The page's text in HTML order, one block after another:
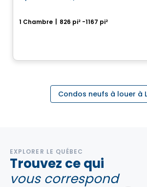
1 Chambre 826 pi² -1167 pi²
Condos neufs à louer à
EXPLORER LE QUÉBEC
Trouvez ce qui
vous correspond